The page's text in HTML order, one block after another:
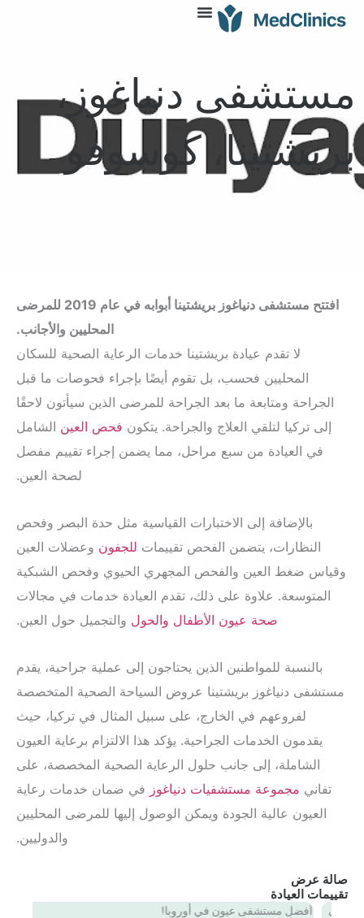
مستشفى دنياغوز،
بريشتينا، كوسوفو
افتتح مستشفى دنياغوز بريشتينا أبوابه في عام 2019 للمرضى
المحليين والأجانب.
لا تقدم عيادة بريشتينا خدمات الرعاية الصحية للسكان
المحليين فحسب، بل تقوم أيضًا بإجراء فحوصات ما قبل
الجراحة ومتابعة ما بعد الجراحة للمرضى الذين سيأتون لاحقًا
إلى تركيا لتلقي العلاج والجراحة. يتكون فحص العين الشامل
في العيادة من سبع مراحل، مما يضمن إجراء تقييم مفصل
لصحة العين.
بالإضافة إلى الاختبارات القياسية مثل حدة البصر وفحص
النظارات، يتضمن الفحص تقييمات للجفون وعضلات العين
وقياس ضغط العين والفحص المجهري الحيوي وفحص الشبكية
المتوسعة. علاوة على ذلك، تقدم العيادة خدمات في مجالات
صحة عيون الأطفال والحول والتجميل حول العين.
بالنسبة للمواطنين الذين يحتاجون إلى عملية جراحية، يقدم
مستشفى دنياغوز بريشتينا عروض السياحة الصحية المتخصصة
لفروعهم في الخارج، على سبيل المثال في تركيا، حيث
يقدمون الخدمات الجراحية. يؤكد هذا الالتزام برعاية العيون
الشاملة، إلى جانب حلول الرعاية الصحية المخصصة، على
تفاني مجموعة مستشفيات دنياغوز في ضمان خدمات رعاية
العيون عالية الجودة ويمكن الوصول إليها للمرضى المحليين
والدوليين.
صالة عرض
تقييمات العيادة
أفضل مستشفى عيون في أوروبا!